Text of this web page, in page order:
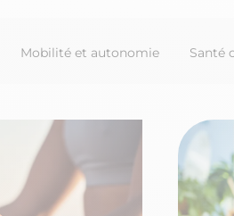
Mobilité et autonomie Santé